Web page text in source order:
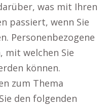
was mit Ihren
passiert, wenn Sie
Personenbezogene
mit welchen Sie
können.
zum Thema
den folgenden